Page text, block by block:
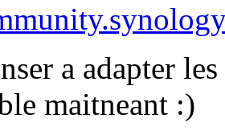
a adapter
maitneant :)